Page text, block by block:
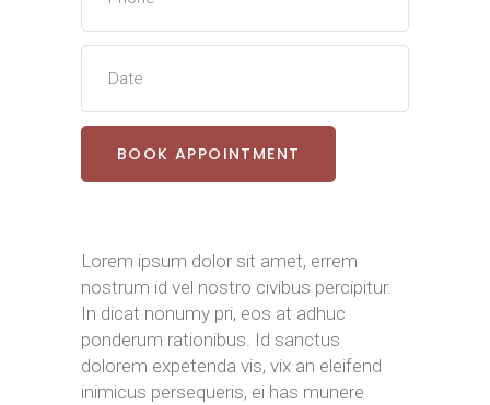
Lorem ipsum dolor sit amet, errem
nostrum id vel nostro civibus percipitur.
In dicat nonumy pri, eos at adhuc
ponderum rationibus. Id sanctus
dolorem expetenda vis, vix an eleifend
inimicus persequeris, ei has munere